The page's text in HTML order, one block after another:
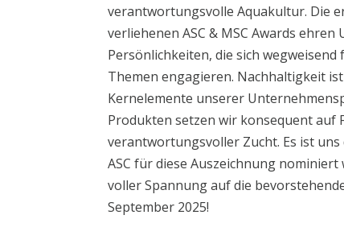
verantwortungsvolle Aquakultur. Die
verliehenen ASC & MSC Awards
Persönlichkeiten, die sich wegweisend
Themen engagieren. Nachhaltigkeit
Kernelemente unserer
Produkten setzen wir konsequent auf
verantwortungsvoller Zucht. Es ist
ASC für diese Auszeichnung
voller Spannung auf die
September 2025!